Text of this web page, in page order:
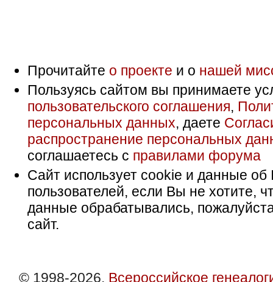
Прочитайте о проекте и о нашей
Пользуясь сайтом вы принимаете
пользовательского соглашения,
персональных данных, даете
распространение персональных
соглашаетесь с правилами форума
Сайт использует cookie и данные об
пользователей, если Вы не хотите,
данные обрабатывались,
сайт.
© 1998-2026, Всероссийское